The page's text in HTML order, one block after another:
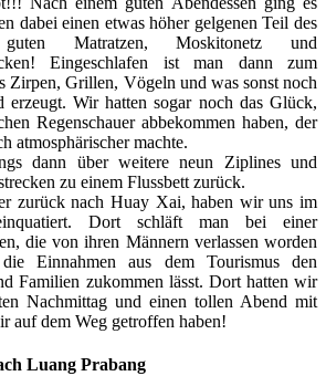
dabei einen etwas höher gelgenen Teil des
Matratzen, Moskitonetz und
Eingeschlafen ist man dann zum
Zirpen, Grillen, Vögeln und was sonst noch
erzeugt. Wir hatten sogar noch das Glück,
Regenschauer abbekommen haben, der
atmosphärischer machte.
dann über weitere neun Ziplines und
zu einem Flussbett zurück.
zurück nach Huay Xai, haben wir uns im
Dort schläft man bei einer
die von ihren Männern verlassen worden
Einnahmen aus dem Tourismus den
Familien zukommen lässt. Dort hatten wir
Nachmittag und einen tollen Abend mit
auf dem Weg getroffen haben!
Luang Prabang